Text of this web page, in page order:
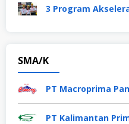
SMA/K
PT Macroprima
PT Kalimantan